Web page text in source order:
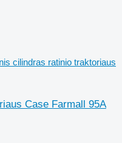
cilindras ratinio traktoriaus
Case Farmall 95A